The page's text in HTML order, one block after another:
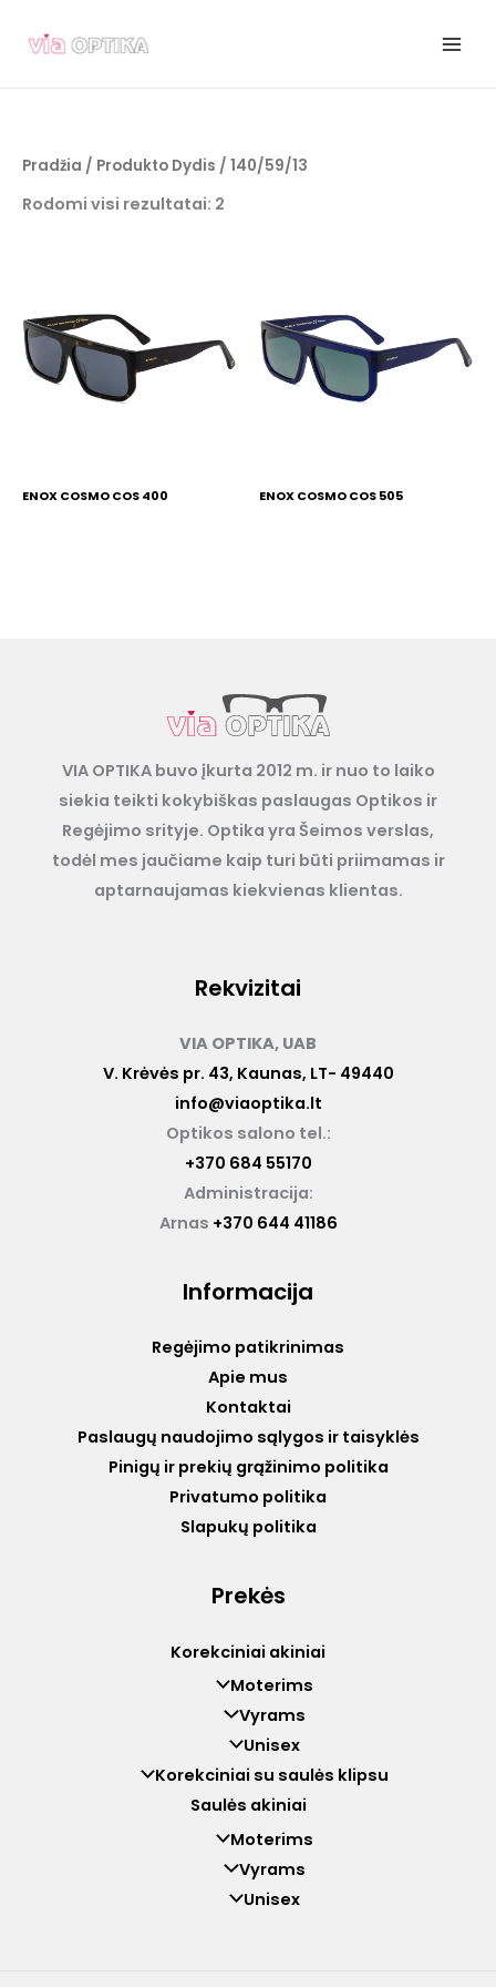
prie
Pradžia / Produkto Dydis / 140/59/13
Rodomi visi rezultatai: 2
ENOX COSMO COS 400 ENOX COSMO COS 505
VIA OPTIKA buvo įkurta 2012 m. ir nuo to laiko
siekia teikti kokybiškas paslaugas Optikos ir
Regėjimo srityje. Optika yra Šeimos verslas,
todėl mes jaučiame kaip turi būti priimamas ir
aptarnaujamas kiekvienas klientas.
Rekvizitai
VIA OPTIKA, UAB
V. Krėvės pr. 43, Kaunas, LT- 49440
info@viaoptika.lt
Optikos salono tel.:
+370 684 55170
Administracija:
Arnas +370 644 41186
Informacija
Regėjimo patikrinimas
Apie mus
Kontaktai
Paslaugų naudojimo sąlygos ir taisyklės
Pinigų ir prekių grąžinimo politika
Privatumo politika
Slapukų politika
Prekės
Korekciniai akiniai
Moterims
Vyrams
Unisex
Korekciniai su saulės klipsu
Saulės akiniai
Moterims
Vyrams
Unisex